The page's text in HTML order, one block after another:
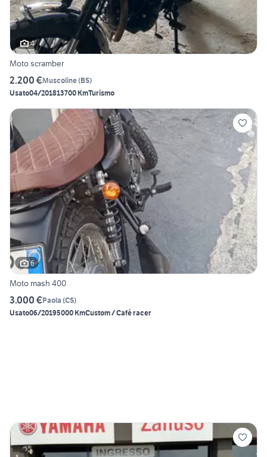
4
Moto scramber
2.200 €Muscoline(BS)
Usato04/201813700 KmTurismo
6
Moto mash 400
3.000 €Paola (CS)
Usato06/20195000 KmCustom / Café racer